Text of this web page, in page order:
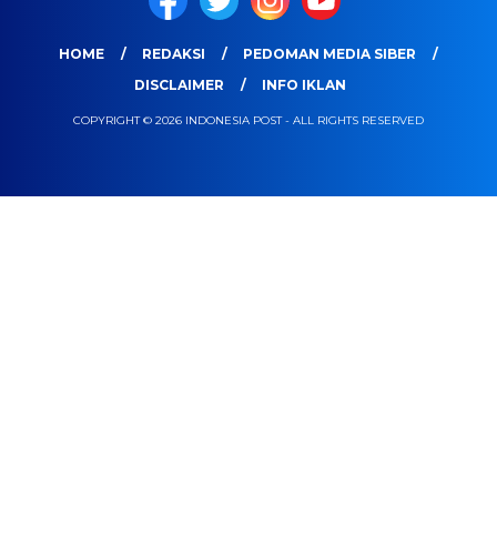
HOME REDAKSI
PEDOMAN MEDIA SIBER
DISCLAIMER
INFO IKLAN
COPYRIGHT © 2026 INDONESIA POST - ALL RIGHTS RESERVED